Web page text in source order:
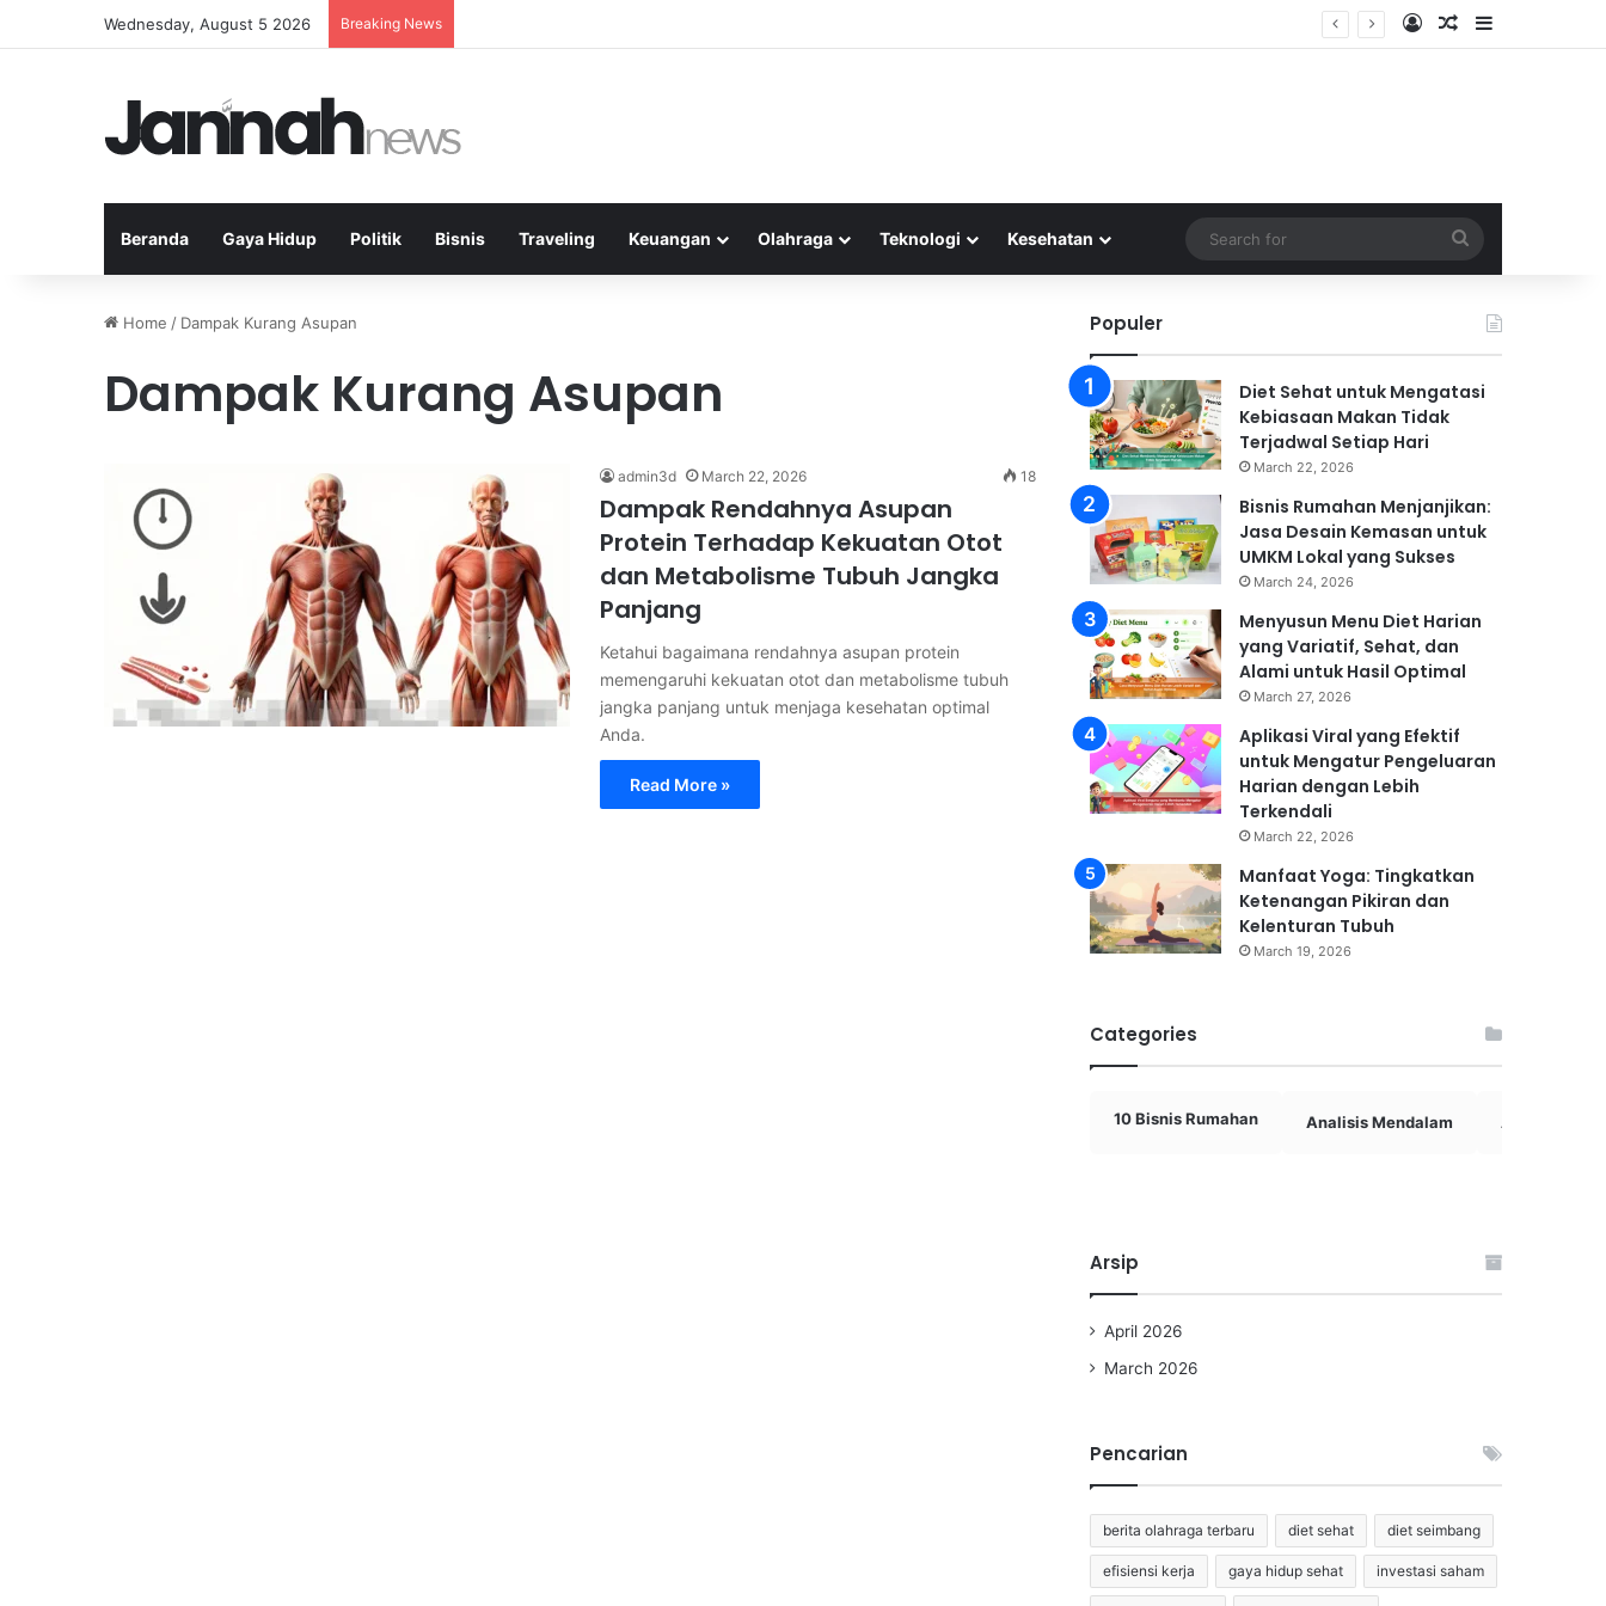
Wednesday, August 5 2026 Breaking News Log InRandom Article
Sidebar
Beranda Gaya Hidup Politik Bisnis Traveling Keuangan Olahraga Teknologi Kesehatan
for
Home / Dampak Kurang Asupan
Dampak Kurang Asupan
admin3d March 22, 2026 18
Dampak Rendahnya Asupan
Protein Terhadap Kekuatan Otot
dan Metabolisme Tubuh Jangka
Panjang
Ketahui bagaimana rendahnya asupan protein
memengaruhi kekuatan otot dan metabolisme tubuh
jangka panjang untuk menjaga kesehatan optimal
Anda.
Read More »
Populer
Diet Sehat untuk Mengatasi
Kebiasaan Makan Tidak
Terjadwal Setiap Hari
March 22, 2026
Bisnis Rumahan Menjanjikan:
Jasa Desain Kemasan untuk
UMKM Lokal yang Sukses
March 24, 2026
Menyusun Menu Diet Harian
yang Variatif, Sehat, dan
Alami untuk Hasil Optimal
March 27, 2026
Aplikasi Viral yang Efektif
untuk Mengatur Pengeluaran
Harian dengan Lebih
Terkendali
March 22, 2026
Manfaat Yoga: Tingkatkan
Ketenangan Pikiran dan
Kelenturan Tubuh
March 19, 2026
Categories
10 Bisnis Rumahan Analisis Mendalam Analisis
Arsip
April 2026
March 2026
Pencarian
berita olahraga terbaru diet sehat diet seimbang
efisiensi kerja gaya hidup sehat investasi saham